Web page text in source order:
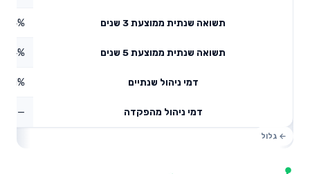
תשואה שנתית ממוצעת 3 שנים
תשואה שנתית ממוצעת 5 שנים
דמי ניהול שנתיים
דמי ניהול מהפקדה —